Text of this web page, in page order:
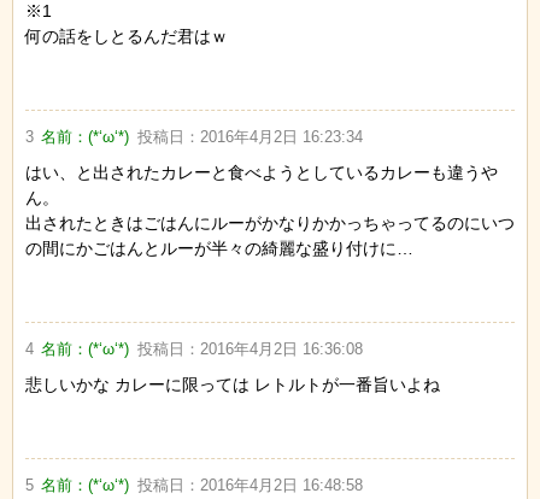
※1
何の話をしとるんだ君はｗ
3 名前：(*‘ω‘*) 投稿日： 2016年4月2日 16:23:34
はい、と出されたカレーと食べようとしているカレーも違うや
ん。
出されたときはごはんにルーがかなりかかっちゃってるのにいつ
の間にかごはんとルーが半々の綺麗な盛り付けに…
4 名前：(*‘ω‘*) 投稿日： 2016年4月2日 16:36:08
悲しいかな カレーに限っては レトルトが一番旨いよね
5 名前：(*‘ω‘*) 投稿日： 2016年4月2日 16:48:58